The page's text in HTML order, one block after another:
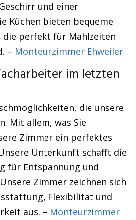
und einer
Küchen bieten bequeme
die perfekt für Mahlzeiten
– Monteurzimmer Ehweiler
im letzten
die unsere
Mit allem, was Sie
Zimmer ein perfektes
Unterkunft schafft die
für Entspannung und
Zimmer zeichnen sich
Flexibilität und
aus. – Monteurzimmer